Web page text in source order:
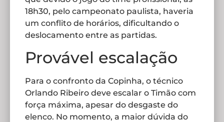
18h30, pelo campeonato paulista, haveria
um conflito de horários, dificultando o
deslocamento entre as partidas.
Provável escalação
Para o confronto da Copinha, o técnico
Orlando Ribeiro deve escalar o Timão com
força máxima, apesar do desgaste do
elenco. No momento, a maior dúvida do